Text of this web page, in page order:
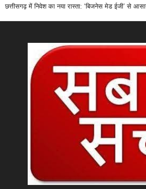
छत्तीसगढ़ में निवेश का नया रास्ता: ‘बिजनेस मेड ईजी’ से आसान